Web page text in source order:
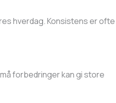
hverdag. Konsistens er ofte
forbedringer kan gi store